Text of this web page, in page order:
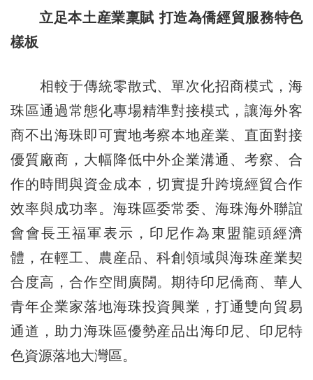
立足本土産業稟賦 打造為僑經貿服務特色
樣板
相較于傳統零散式、單次化招商模式，海
珠區通過常態化專場精準對接模式，讓海外客
商不出海珠即可實地考察本地産業、直面對接
優質廠商，大幅降低中外企業溝通、考察、合
作的時間與資金成本，切實提升跨境經貿合作
效率與成功率。海珠區委常委、海珠海外聯誼
會會長王福軍表示，印尼作為東盟龍頭經濟
體，在輕工、農産品、科創領域與海珠産業契
合度高，合作空間廣闊。期待印尼僑商、華人
青年企業家落地海珠投資興業，打通雙向貿易
通道，助力海珠區優勢産品出海印尼、印尼特
色資源落地大灣區。